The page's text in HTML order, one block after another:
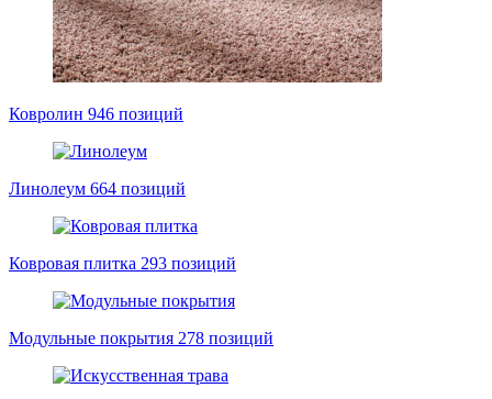
Ковролин 946 позиций
Линолеум 664 позиций
Ковровая плитка 293 позиций
Модульные покрытия 278 позиций